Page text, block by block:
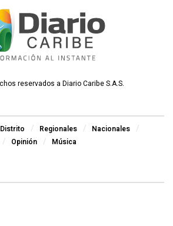
reservados a Diario Caribe S.A.S.
Distrito Regionales
Nacionales
Opinión Música